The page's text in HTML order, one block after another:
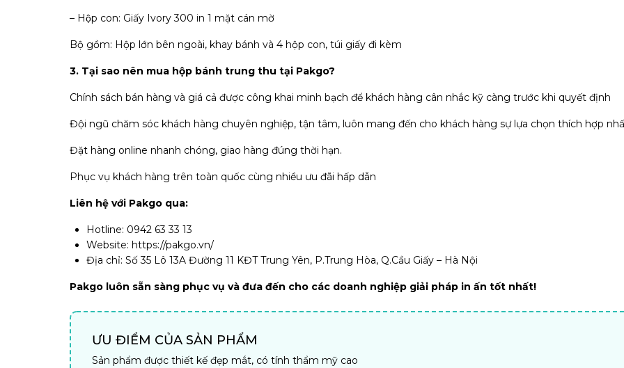
– Hộp con: Giấy Ivory 300 in 1 mặt cán mờ
Bộ gồm: Hộp lớn bên ngoài, khay bánh và 4 hộp con, túi giấy đi kèm
3. Tại sao nên mua hộp bánh trung thu tại Pakgo?
Chính sách bán hàng và giá cả được công khai minh bạch để khách hàng cân nhắc kỹ càng trước khi quyết định
Đội ngũ chăm sóc khách hàng chuyên nghiệp, tận tâm, luôn mang đến cho khách hàng sự lựa chọn thích hợp
Đặt hàng online nhanh chóng, giao hàng đúng thời hạn.
Phục vụ khách hàng trên toàn quốc cùng nhiều ưu đãi hấp dẫn
Liên hệ với Pakgo qua:
Hotline: 0942 63 33 13
Website: https://pakgo.vn/
Địa chỉ: Số 35 Lô 13A Đường 11 KĐT Trung Yên, P.Trung Hòa, Q.Cầu Giấy – Hà Nội
Pakgo luôn sẵn sàng phục vụ và đưa đến cho các doanh nghiệp giải pháp in ấn tốt nhất!
ƯU ĐIỂM CỦA SẢN PHẨM
Sản phẩm được thiết kế đẹp mắt, có tính thẩm mỹ cao